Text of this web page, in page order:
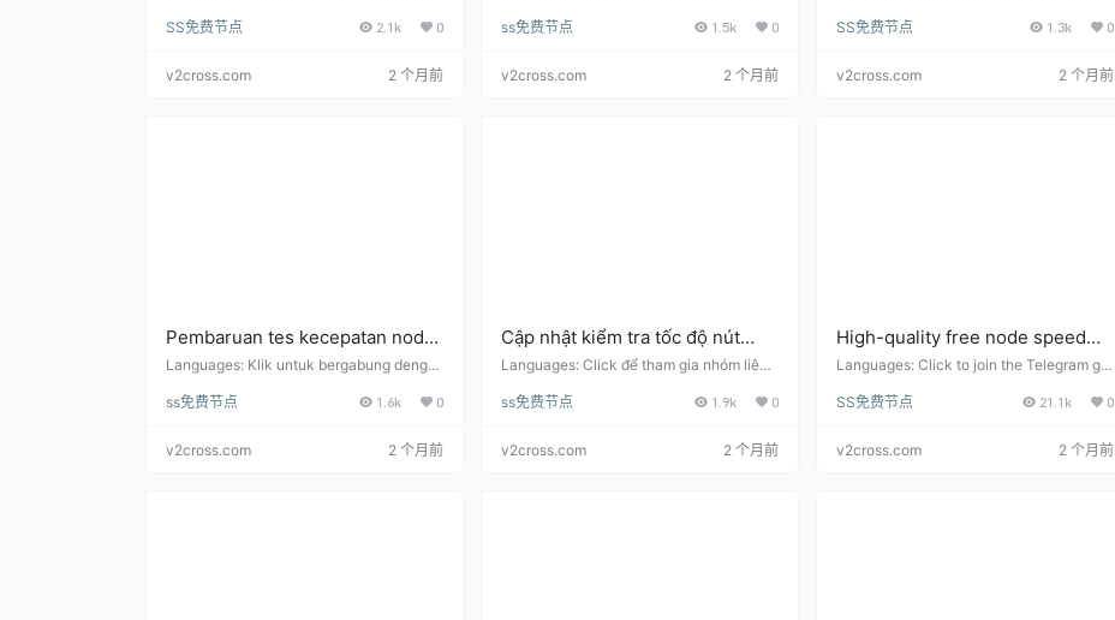
(обновляется каждые 6 часов)
s://t.me/shadowrocket_android Бесплатн
ственные узлы обновляются в режиме
реального времени к…
SS免费节点 2.1k 0
v2cross.com 2 个月前
(actualizadas cada 6 horas)
e/shadowrocket_android Nodo gratuito y
ta calidad se actualizan en tiempo real…
ss免费节点 1.5k 0
v2cross.com 2 个月前
(atualizadas a cada 6 horas)
me/shadowrocket_android Nó gratuito e
dade são atualizados em velocidade em t
em…
SS免费节点 1.3k 0
v2cross.com 2 个月前
Pembaruan tes kecepatan node
gratis berkualitas tinggi setiap
Languages: Klik untuk bergabung denga
shadowrocket_android Node gratis dan al
ggi diperbarui dengan kecepatan real-tim
e se…
ss免费节点 1.6k 0
v2cross.com 2 个月前
Cập nhật kiểm tra tốc độ nút
miễn phí chất lượng cao mỗi
Languages: Click để tham gia nhóm liên l
android Địa chỉ nút và đăng ký miễn phí:
eo thời gian thực hàng ngày, cập nhật 6
g…
ss免费节点 1.9k 0
v2cross.com 2 个月前
High-quality free node speed
test updates (updated every 6
Languages: Click to join the Telegram gro
ee nodes and subscription addresses: Hig
real time, and updated every 6 hours T…
SS免费节点 21.1k 0
v2cross.com 2 个月前